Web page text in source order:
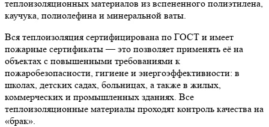
теплоизоляционных материалов из вспененного полиэтилена,
каучука, полиолефина и минеральной ваты.
Вся теплоизоляция сертифицирована по ГОСТ и имеет
пожарные сертификаты — это позволяет применять её на
объектах с повышенными требованиями к
пожаробезопасности, гигиене и энергоэффективности: в
школах, детских садах, больницах, а также в жилых,
коммерческих и промышленных зданиях. Все
теплоизоляционные материалы проходят контроль качества на
«брак».